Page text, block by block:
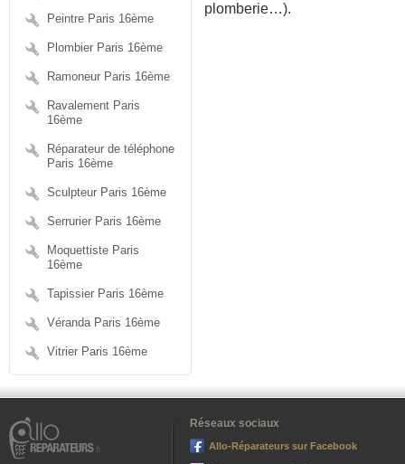
Peintre Paris 16ème
Plombier Paris 16ème
Ramoneur Paris 16ème
Ravalement Paris
16ème
Réparateur de téléphone
Paris 16ème
Sculpteur Paris 16ème
Serrurier Paris 16ème
Moquettiste Paris
16ème
Tapissier Paris 16ème
Véranda Paris 16ème
Vitrier Paris 16ème
plomberie…).
Réseaux sociaux
Allo-Réparateurs sur Facebook